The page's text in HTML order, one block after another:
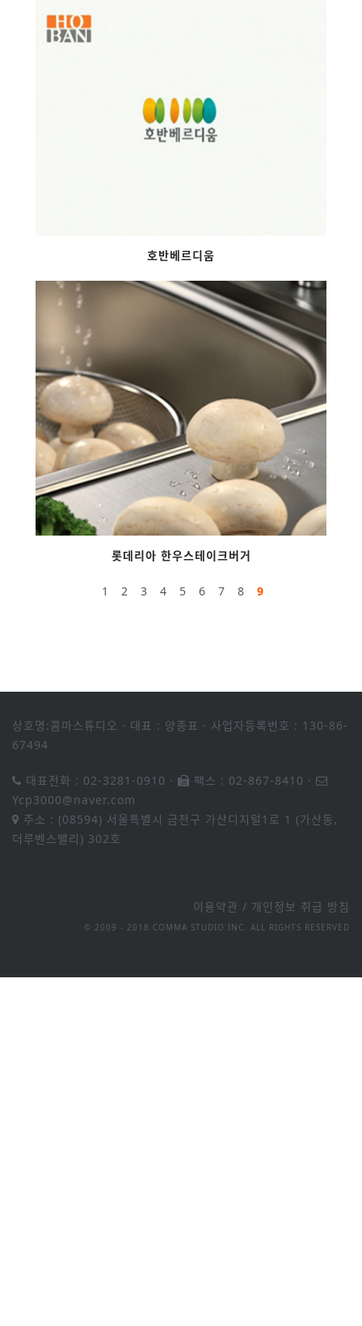
호반베르디움
롯데리아 한우스테이크버거
1 2 3 4 5 6 7 8 9
상호명:콤마스튜디오 · 대표 : 양종표 · 사업자등록번호 : 130-86-
67494
대표전화 : 02-3281-0910 · 팩스 : 02-867-8410 ·
Ycp3000@naver.com
주소 : (08594) 서울특별시 금천구 가산디지털1로 1 (가산동,
더루벤스밸리) 302호
이용약관 / 개인정보 취급 방침
© 2009 - 2018 COMMA STUDIO INC. ALL RIGHTS RESERVED